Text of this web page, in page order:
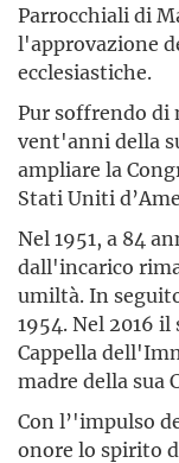
Parrocchiali di
l'approvazione
ecclesiastiche.
Pur soffrendo
vent'anni della
ampliare la
Stati Uniti
Nel 1951, a 84
dall'incarico
umiltà. In
1954. Nel 2016
Cappella
madre della sua
Con l’'impulso
onore lo spirito